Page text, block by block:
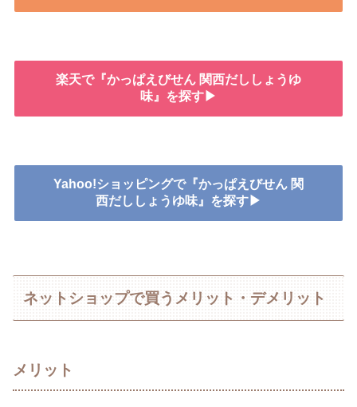
楽天で『かっぱえびせん 関西だししょうゆ
味』を探す▶
Yahoo!ショッピングで『かっぱえびせん 関
西だししょうゆ味』を探す▶
ネットショップで買うメリット・デメリット
メリット